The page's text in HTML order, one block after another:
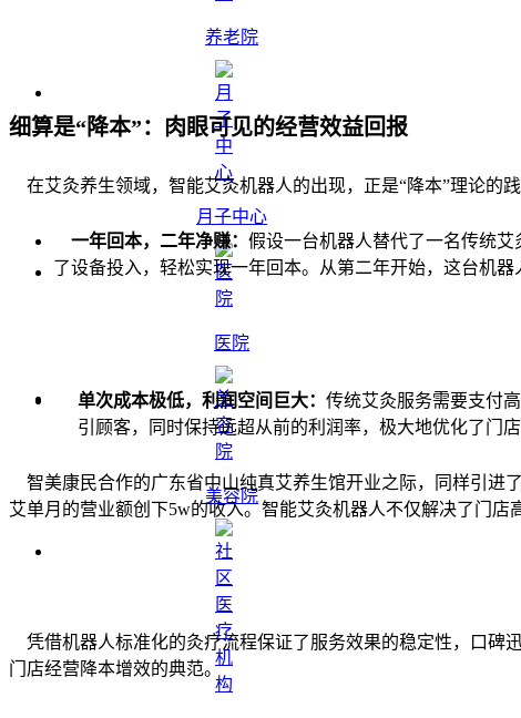
养老院
月子中心
医院
美容院
细算是“降本”：肉眼可见的经营效益回报
在艾灸养生领域，智能艾灸机器人的出现，正是“降本”理论的
一年回本，二年净赚： 假设一台机器人替代了一名传统艾
了设备投入，轻松实现一年回本。从第二年开始，这台机
单次成本极低，利润空间巨大： 传统艾灸服务需要支付
引顾客，同时保持远超从前的利润率，极大地优化了门店
智美康民合作的广东省中山纯真艾养生馆开业之际，同样引进
艾单月的营业额创下5w的收入。智能艾灸机器人不仅解决了门店
凭借机器人标准化的灸疗流程保证了服务效果的稳定性，口碑
门店经营降本增效的典范。